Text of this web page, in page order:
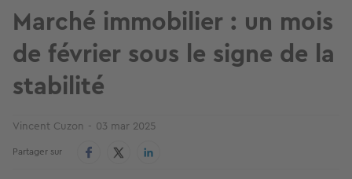
Marché immobilier : un mois
de février sous le signe de la
stabilité
Vincent Cuzon 03 mar 2025
Partager sur